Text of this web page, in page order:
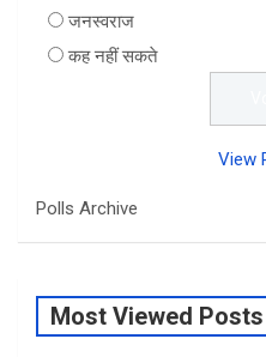
जनस्वराज
कह नहीं सकते
View
Polls Archive
Most Viewed Posts